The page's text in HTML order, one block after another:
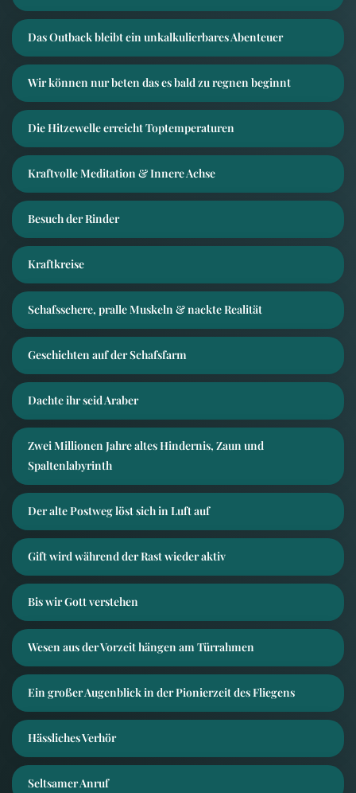
Das Outback bleibt ein unkalkulierbares Abenteuer
Wir können nur beten das es bald zu regnen beginnt
Die Hitzewelle erreicht Toptemperaturen
Kraftvolle Meditation & Innere Achse
Besuch der Rinder
Kraftkreise
Schafsschere, pralle Muskeln & nackte Realität
Geschichten auf der Schafsfarm
Dachte ihr seid Araber
Zwei Millionen Jahre altes Hindernis, Zaun und
Spaltenlabyrinth
Der alte Postweg löst sich in Luft auf
Gift wird während der Rast wieder aktiv
Bis wir Gott verstehen
Wesen aus der Vorzeit hängen am Türrahmen
Ein großer Augenblick in der Pionierzeit des Fliegens
Hässliches Verhör
Seltsamer Anruf